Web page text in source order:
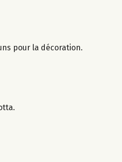
pour la décoration.